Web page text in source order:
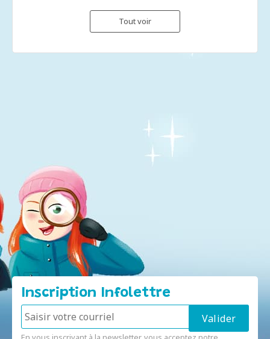
Tout voir
Inscription Infolettre